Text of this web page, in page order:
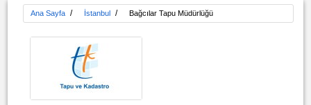
Ana Sayfa / İstanbul / Bağcılar Tapu Müdürlüğü